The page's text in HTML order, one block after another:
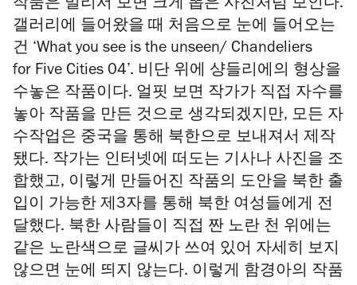
작품은 멀리서 보면 크게 뽑은 사진처럼 보인다.
갤러리에 들어왔을 때 처음으로 눈에 들어오는
건 ‘What you see is the unseen/ Chandeliers
for Five Cities 04’. 비단 위에 샹들리에의 형상을
수놓은 작품이다. 얼핏 보면 작가가 직접 자수를
놓아 작품을 만든 것으로 생각되겠지만, 모든 자
수작업은 중국을 통해 북한으로 보내져서 제작
됐다. 작가는 인터넷에 떠도는 기사나 사진을 조
합했고, 이렇게 만들어진 작품의 도안을 북한 출
입이 가능한 제3자를 통해 북한 여성들에게 전
달했다. 북한 사람들이 직접 짠 노란 천 위에는
같은 노란색으로 글씨가 쓰여 있어 자세히 보지
않으면 눈에 띄지 않는다. 이렇게 함경아의 작품